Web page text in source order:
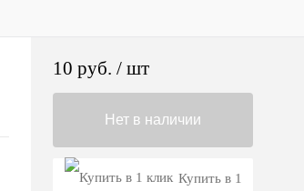
10 руб. / шт
Нет в наличии
Купить в 1